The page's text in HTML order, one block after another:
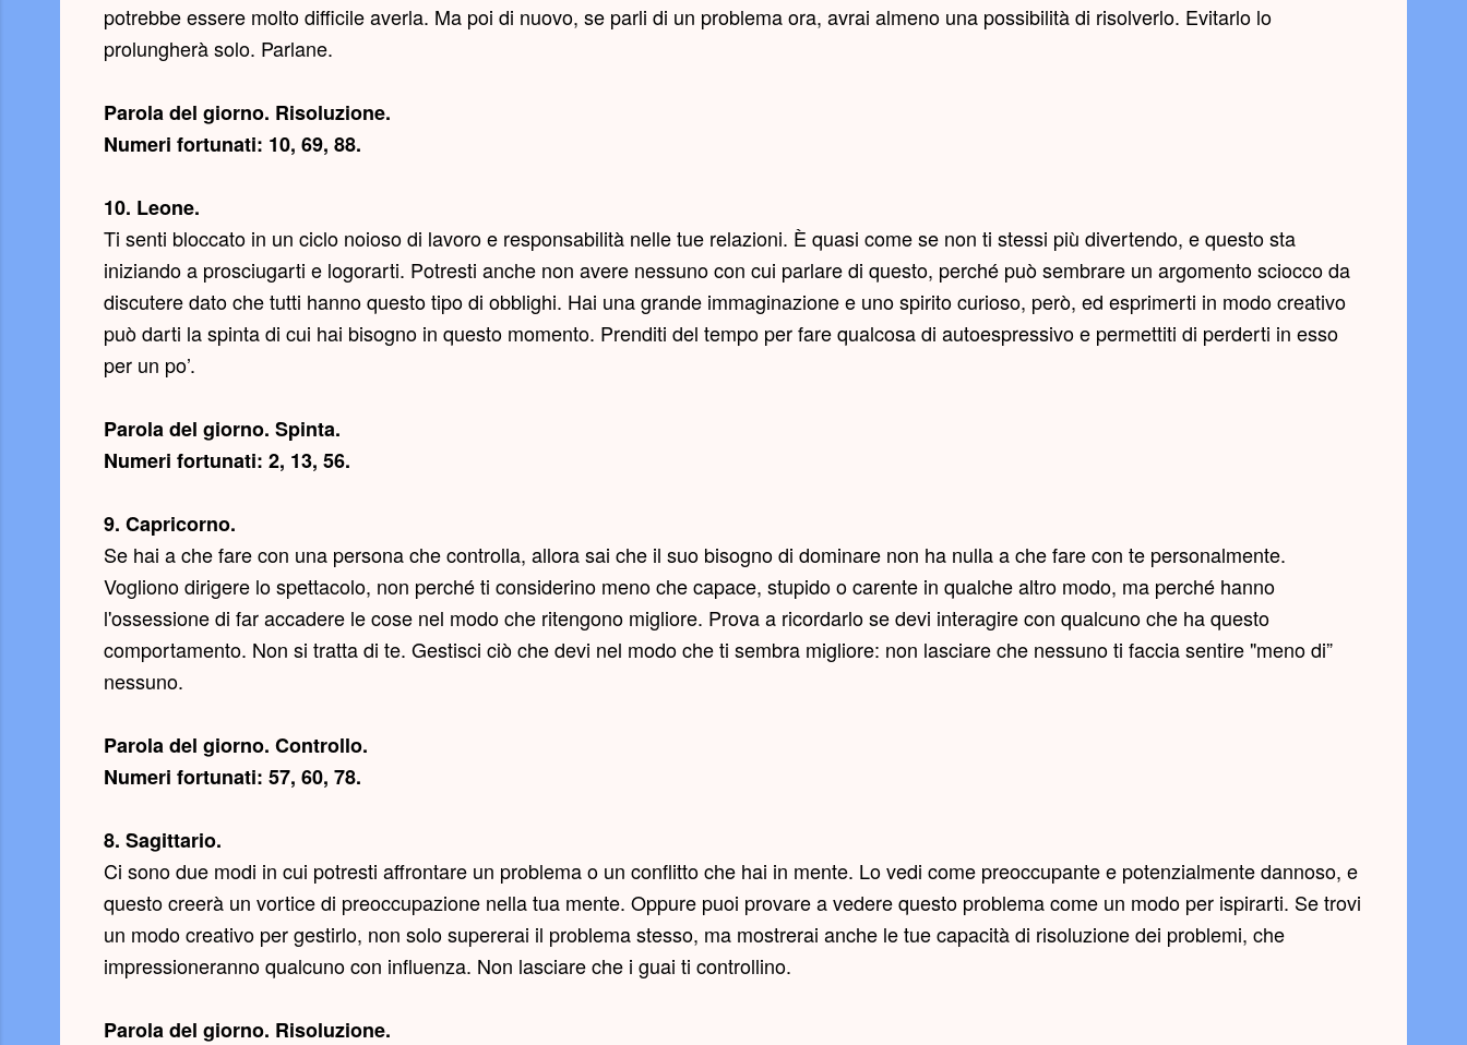
potrebbe essere molto difficile averla. Ma poi di nuovo, se parli di un problema ora, avrai almeno una possibilità di risolverlo. Evitarlo lo
prolungherà solo. Parlane.
Parola del giorno. Risoluzione.
Numeri fortunati: 10, 69, 88.
10. Leone.
Ti senti bloccato in un ciclo noioso di lavoro e responsabilità nelle tue relazioni. È quasi come se non ti stessi più divertendo, e questo sta
iniziando a prosciugarti e logorarti. Potresti anche non avere nessuno con cui parlare di questo, perché può sembrare un argomento sciocco da
discutere dato che tutti hanno questo tipo di obblighi. Hai una grande immaginazione e uno spirito curioso, però, ed esprimerti in modo creativo
può darti la spinta di cui hai bisogno in questo momento. Prenditi del tempo per fare qualcosa di autoespressivo e permettiti di perderti in esso
per un po’.
Parola del giorno. Spinta.
Numeri fortunati: 2, 13, 56.
9. Capricorno.
Se hai a che fare con una persona che controlla, allora sai che il suo bisogno di dominare non ha nulla a che fare con te personalmente.
Vogliono dirigere lo spettacolo, non perché ti considerino meno che capace, stupido o carente in qualche altro modo, ma perché hanno
l'ossessione di far accadere le cose nel modo che ritengono migliore. Prova a ricordarlo se devi interagire con qualcuno che ha questo
comportamento. Non si tratta di te. Gestisci ciò che devi nel modo che ti sembra migliore: non lasciare che nessuno ti faccia sentire "meno di”
nessuno.
Parola del giorno. Controllo.
Numeri fortunati: 57, 60, 78.
8. Sagittario.
Ci sono due modi in cui potresti affrontare un problema o un conflitto che hai in mente. Lo vedi come preoccupante e potenzialmente dannoso, e
questo creerà un vortice di preoccupazione nella tua mente. Oppure puoi provare a vedere questo problema come un modo per ispirarti. Se trovi
un modo creativo per gestirlo, non solo supererai il problema stesso, ma mostrerai anche le tue capacità di risoluzione dei problemi, che
impressioneranno qualcuno con influenza. Non lasciare che i guai ti controllino.
Parola del giorno. Risoluzione.